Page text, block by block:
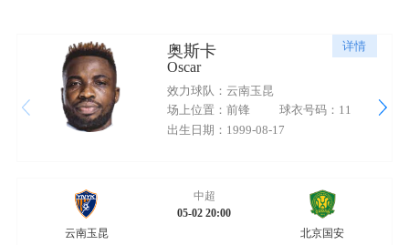
详情
奥斯卡
Oscar
效力球队：云南玉昆
场上位置：前锋
球衣号码：11
出生日期：1999-08-17
云南玉昆
中超
05-02 20:00
北京国安